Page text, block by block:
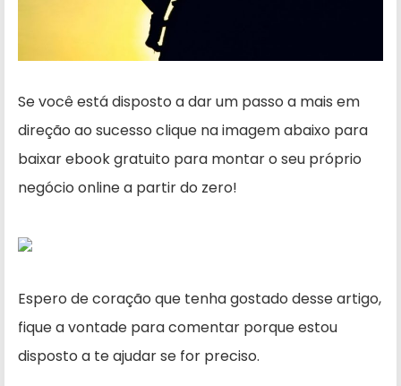
Se você está disposto a dar um passo a mais em
direção ao sucesso clique na imagem abaixo para
baixar ebook gratuito para montar o seu próprio
negócio online a partir do zero!
Espero de coração que tenha gostado desse artigo,
fique a vontade para comentar porque estou
disposto a te ajudar se for preciso.